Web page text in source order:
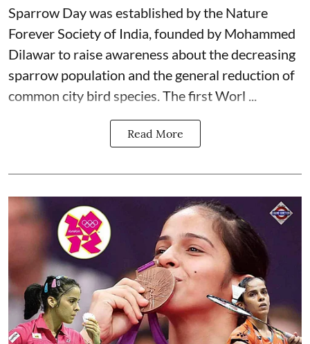
Sparrow Day was established by the Nature
Forever Society of India, founded by Mohammed
Dilawar to raise awareness about the decreasing
sparrow population and the general reduction of
common city bird species. The first Worl ...
Read More